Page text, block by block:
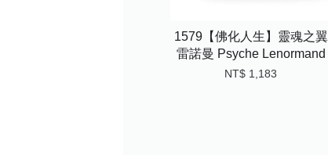
1579【佛化人生】靈魂之翼
雷諾曼 Psyche Lenormand
NT$ 1,183